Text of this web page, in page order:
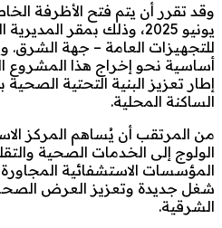
يونيو 2025، وذلك بمقر
للتجهيزات العامة – جهة الشرق.
أساسية نحو إخراج هذا المشروع
إطار تعزيز البنية التحتية الصحية
الساكنة المحلية.
من المرتقب أن يُساهم المركز
الولوج إلى الخدمات الصحية
المؤسسات الاستشفائية
شغل جديدة وتعزيز العرض
الشرقية.